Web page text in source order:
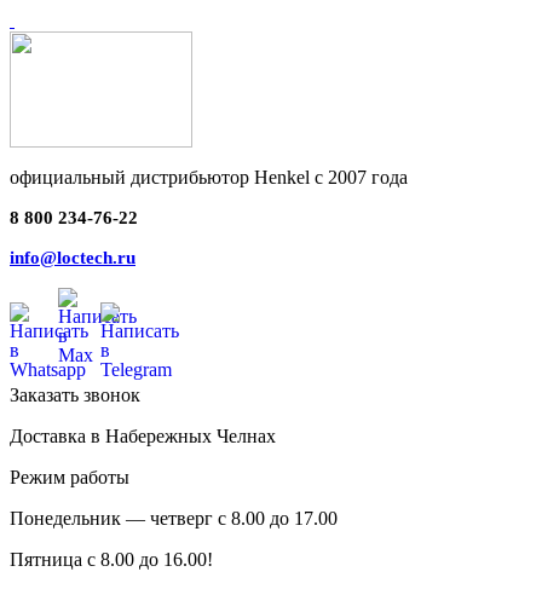
официальный дистрибьютор Henkel с 2007 года
8 800 234-76-22
info@loctech.ru
Заказать звонок
Доставка в Набережных Челнах
Режим работы
Понедельник — четверг с 8.00 до 17.00
Пятница с 8.00 до 16.00!